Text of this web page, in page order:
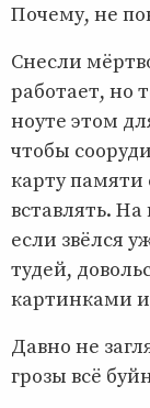
Почему, не
Снесли
работает, но
ноуте этом
чтобы
карту
вставлять. На
если звёлся
тудей,
картинками
Давно не
грозы всё